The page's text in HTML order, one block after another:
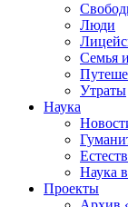
Люди
Семья
Утраты
Наука
Наука
Проекты